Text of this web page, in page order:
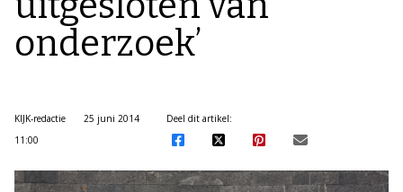
onderzoek’
KIJK-redactie
25 juni 2014
11:00
Deel dit artikel: